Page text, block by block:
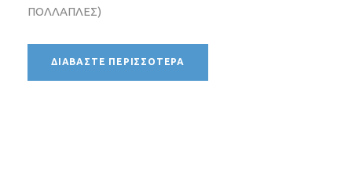
ΠΟΛΛΑΠΛΕΣ)
ΔΙΑΒΆΣΤΕ ΠΕΡΙΣΣΌΤΕΡΑ